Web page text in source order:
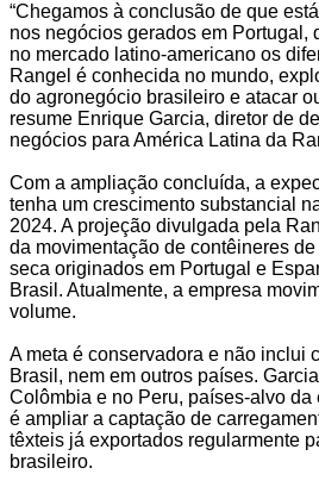
“Chegamos à conclusão de que
nos negócios gerados em Portugal,
no mercado latino-americano os
Rangel é conhecida no mundo,
do agronegócio brasileiro e atacar
resume Enrique Garcia, diretor de
negócios para América Latina da
Com a ampliação concluída, a
tenha um crescimento substancial
2024. A projeção divulgada pela
da movimentação de contêineres
seca originados em Portugal e
Brasil. Atualmente, a empresa
volume.
A meta é conservadora e não inclui
Brasil, nem em outros países.
Colômbia e no Peru, países-alvo da
é ampliar a captação de
têxteis já exportados regularmente
brasileiro.